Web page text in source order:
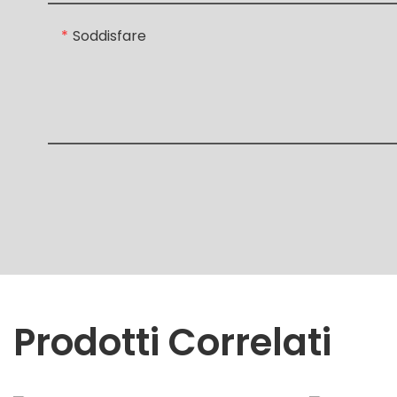
Soddisfare
Prodotti Correlati